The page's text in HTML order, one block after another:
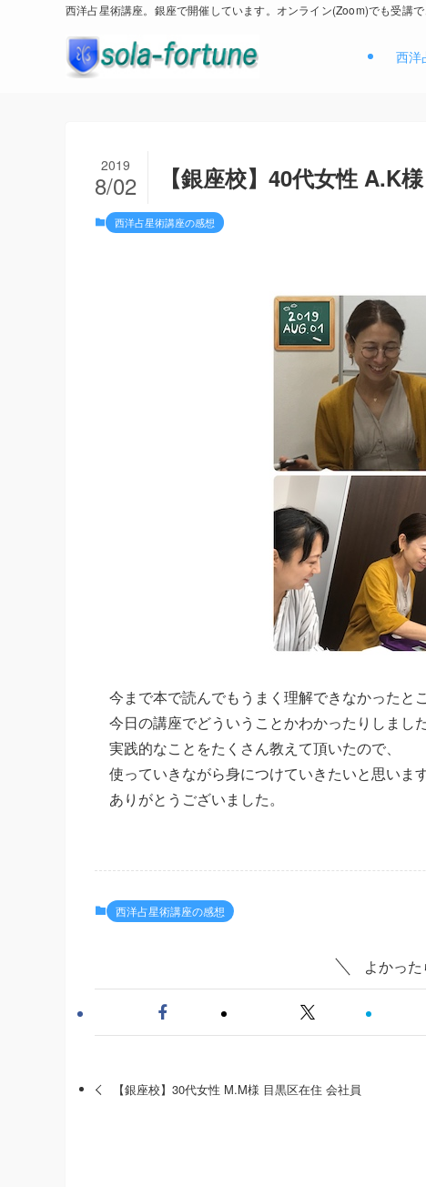
西洋占星術講座。銀座で開催しています。オンライン(Zoom)でも受講で
西洋
【銀座校】40代女性 A.K
2019
8/02
西洋占星術講座の感想
今まで本で読んでもうまく理解できなかったと
今日の講座でどういうことかわかったりしました
実践的なことをたくさん教えて頂いたので、
使っていきながら身につけていきたいと思います
ありがとうございました。
西洋占星術講座の感想
よかっ
【銀座校】30代女性 M.M様 目黒区在住 会社員